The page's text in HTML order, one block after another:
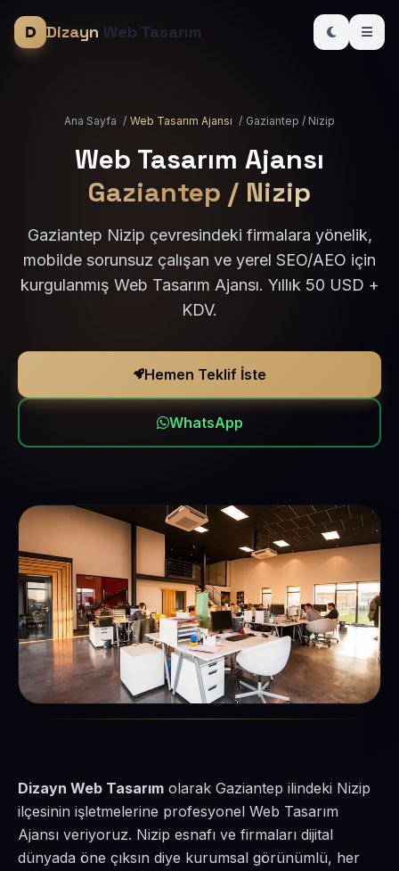
Dizayn Web Tasarım
Ana Sayfa / Web Tasarım Ajansı / Gaziantep / Nizip
Web Tasarım Ajansı
Gaziantep / Nizip
Gaziantep Nizip çevresindeki firmalara yönelik,
mobilde sorunsuz çalışan ve yerel SEO/AEO için
kurgulanmış Web Tasarım Ajansı. Yıllık 50 USD +
KDV.
Hemen Teklif İste
WhatsApp
Dizayn Web Tasarım olarak Gaziantep ilindeki Nizip
ilçesinin işletmelerine profesyonel Web Tasarım
Ajansı veriyoruz. Nizip esnafı ve firmaları dijital
dünyada öne çıksın diye kurumsal görünümlü, her